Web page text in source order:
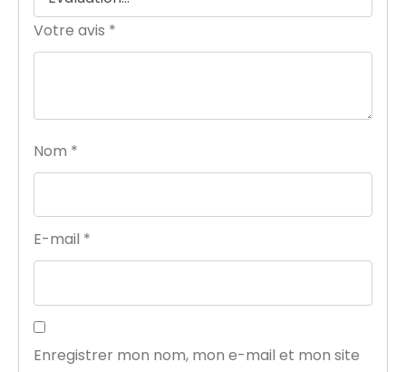
Votre avis *
Nom *
E-mail *
Enregistrer mon nom, mon e-mail et mon site